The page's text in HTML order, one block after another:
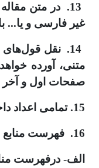
13. در متن
غیر فارسی و یا...
14. نقل
متنی، آورده
صفحات اول و
15. تمامی اعداد داخل متن و جدول ها به فارسی نوشته شوند، و برای جداسازی اعداد از ممیز ( / ) ، مثال: 31/609 .
16. فهرست منابع ، به ترتیب الفبایی به صورت الگوی های زیر نگارش شوند(ابتدا منابع فارسی سپس زبان دوم با شماره گذاری مشترک):
الف- درفهرست